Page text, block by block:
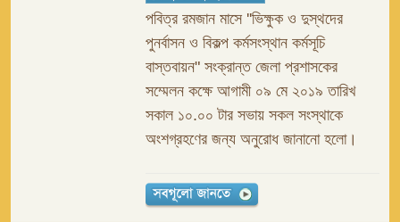
পবিত্র রমজান মাসে ''ভিক্ষুক ও দুস্থদের
পুনর্বাসন ও বিকল্প কর্মসংস্থান কর্মসূচি
বাস্তবায়ন" সংক্রান্ত জেলা প্রশাসকের
সম্মেলন কক্ষে আগামী ০৯ মে ২০১৯ তারিখ
সকাল ১০.০০ টার সভায় সকল সংস্থাকে
অংশগ্রহণের জন্য অনুরোধ জানানো হলো।